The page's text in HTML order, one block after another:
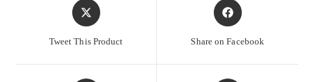
Tweet This Product Share on Facebook